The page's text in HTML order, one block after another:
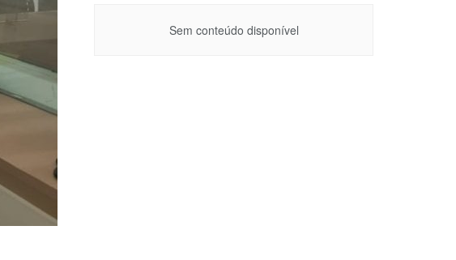
Sem conteúdo disponível